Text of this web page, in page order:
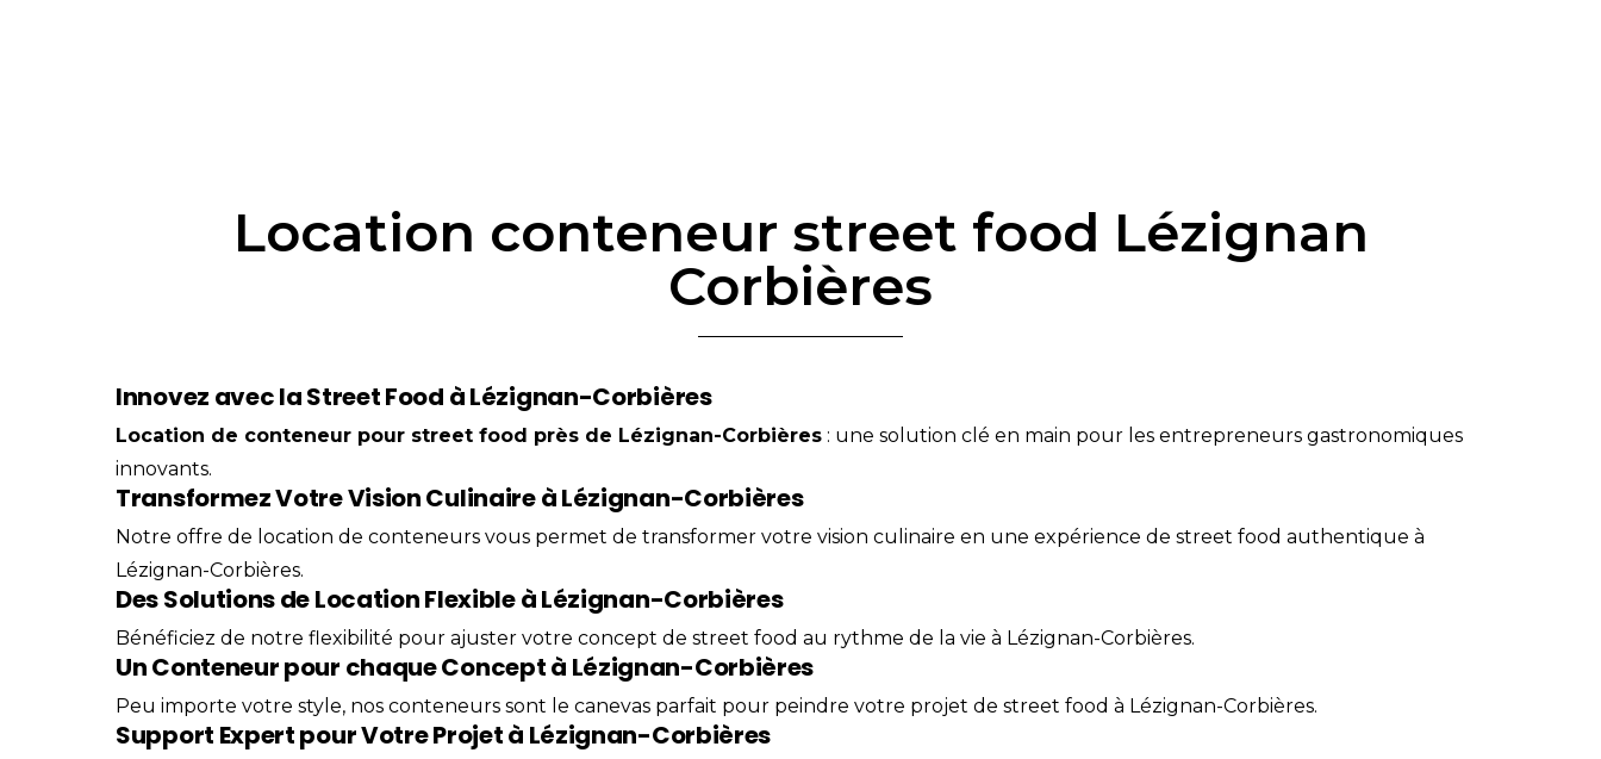
Location conteneur street food Lézignan
Corbières
Innovez avec la Street Food à Lézignan-Corbières
Location de conteneur pour street food près de Lézignan-Corbières : une solution clé en main pour les entrepreneurs gastronomiques
innovants.
Transformez Votre Vision Culinaire à Lézignan-Corbières
Notre offre de location de conteneurs vous permet de transformer votre vision culinaire en une expérience de street food authentique à
Lézignan-Corbières.
Des Solutions de Location Flexible à Lézignan-Corbières
Bénéficiez de notre flexibilité pour ajuster votre concept de street food au rythme de la vie à Lézignan-Corbières.
Un Conteneur pour chaque Concept à Lézignan-Corbières
Peu importe votre style, nos conteneurs sont le canevas parfait pour peindre votre projet de street food à Lézignan-Corbières.
Support Expert pour Votre Projet à Lézignan-Corbières